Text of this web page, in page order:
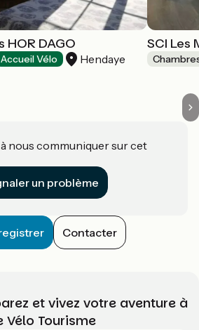
HOR DAGO
Accueil Vélo Hendaye
SCI Les
nous communiquer sur cet
un problème
Contacter
et vivez votre aventure à
Vélo Tourisme